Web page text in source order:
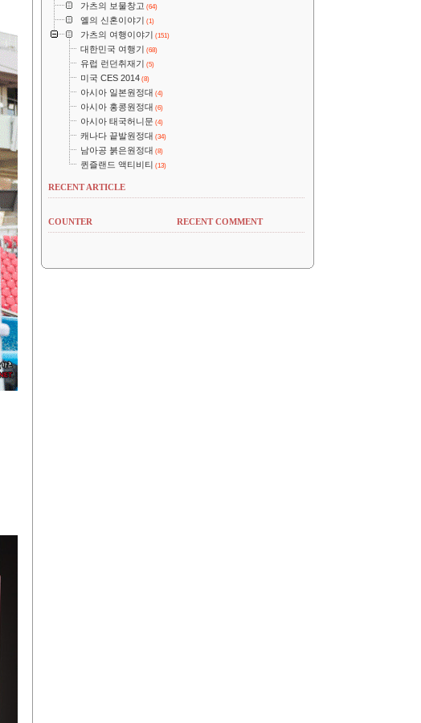
가츠의 보물창고 (64)
옐의 신혼이야기 (1)
가츠의 여행이야기 (151)
대한민국 여행기 (68)
유럽 런던취재기 (5)
미국 CES 2014 (8)
아시아 일본원정대 (4)
아시아 홍콩원정대 (6)
아시아 태국허니문 (4)
캐나다 끝발원정대 (34)
남아공 붉은원정대 (8)
퀸즐랜드 액티비티 (13)
RECENT ARTICLE
COUNTER RECENT COMMENT